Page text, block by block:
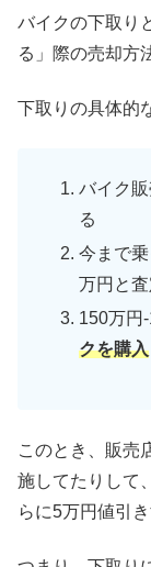
バイクの下取り
る」際の売却方
下取りの具体的
バイク
る
今まで
万円と
150万円
クを購入
このとき、販売
施してたりして
らに5万円値引